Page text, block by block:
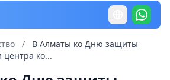
/
В Алматы ко Дню защиты
центра ко...